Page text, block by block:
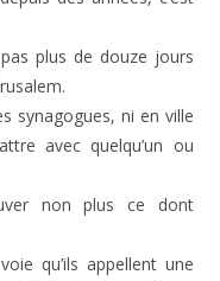
plus de douze jours
synagogues, ni en ville
avec quelqu’un ou
non plus ce dont
qu’ils appellent une